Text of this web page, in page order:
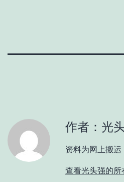
作者：光
资料为网上搬
查看光头强的所